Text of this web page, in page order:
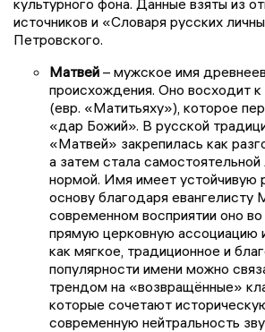
источников и «Словаря русских
Петровского.
Матвей – мужское имя
происхождения. Оно восходит
(евр. «Матитьяху»), которое
«дар Божий». В русской
«Матвей» закрепилась как
а затем стала самостоятельной
нормой. Имя имеет устойчивую
основу благодаря
современном восприятии оно
прямую церковную ассоциацию
как мягкое, традиционное и
популярности имени можно
трендом на «возвращённые»
которые сочетают
современную нейтральность